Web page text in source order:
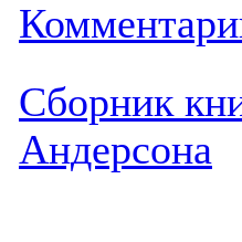
Сборник
Андерсона